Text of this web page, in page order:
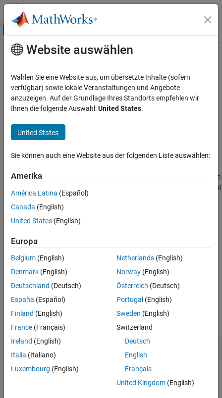
Weiter zum Inhalt
Umschaltung für Off-Canvas-
Startseite der Dokumentation
Simulink Coder
Code Generation
Report Generation
coder.report.open
Description
Examples
Input Arguments
Version History
See Also
Hauptinhalt
coder.report.open
Open existing HTML code generation report
collapse all in page
coder.report.open(model)
Description
coder.report.open( opens a code generation report for the
. The build folder for the model must be present in the current
working folder.
example
coder.report.open(
for thesubsystem. The build folder for the subsystem must be
present in the current working folder.
Examples
Open code generation report for a model
After generating code for CounterModel, open a code
generation report for the model.
Website auswählen
Wählen Sie eine Website aus, um übersetzte Inhalte (sofern
verfügbar) sowie lokale Veranstaltungen und Angebote
anzuzeigen. Auf der Grundlage Ihres Standorts empfehlen wir
Ihnen die folgende Auswahl:United States.
United States
Sie können auch eine Website aus der folgenden Liste auswählen:
Amerika
América Latina (Español)
Canada (English)
United States (English)
Europa
Belgium (English)
Denmark (English)
Deutschland (Deutsch)
España (Español)
Finland (English)
France (Français)
Ireland (English)
Italia (Italiano)
Luxembourg (English)
Netherlands(English)
Norway(English)
Österreich (Deutsch)
Portugal (English)
Sweden (English)
Switzerland
Deutsch
English
Français
United Kingdom(English)